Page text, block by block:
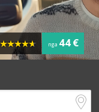
nga 44 €